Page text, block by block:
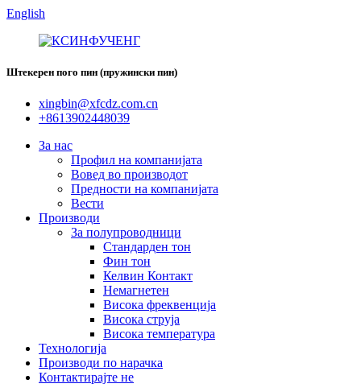
English
Штекерен пого пин (пружински пин)
xingbin@xfcdz.com.cn
+8613902448039
За нас
Профил на компанијата
Вовед во производот
Предности на компанијата
Вести
Производи
За полупроводници
Стандарден тон
Фин тон
Келвин Контакт
Немагнетен
Висока фреквенција
Висока струја
Висока температура
Технологија
Производи по нарачка
Контактирајте не